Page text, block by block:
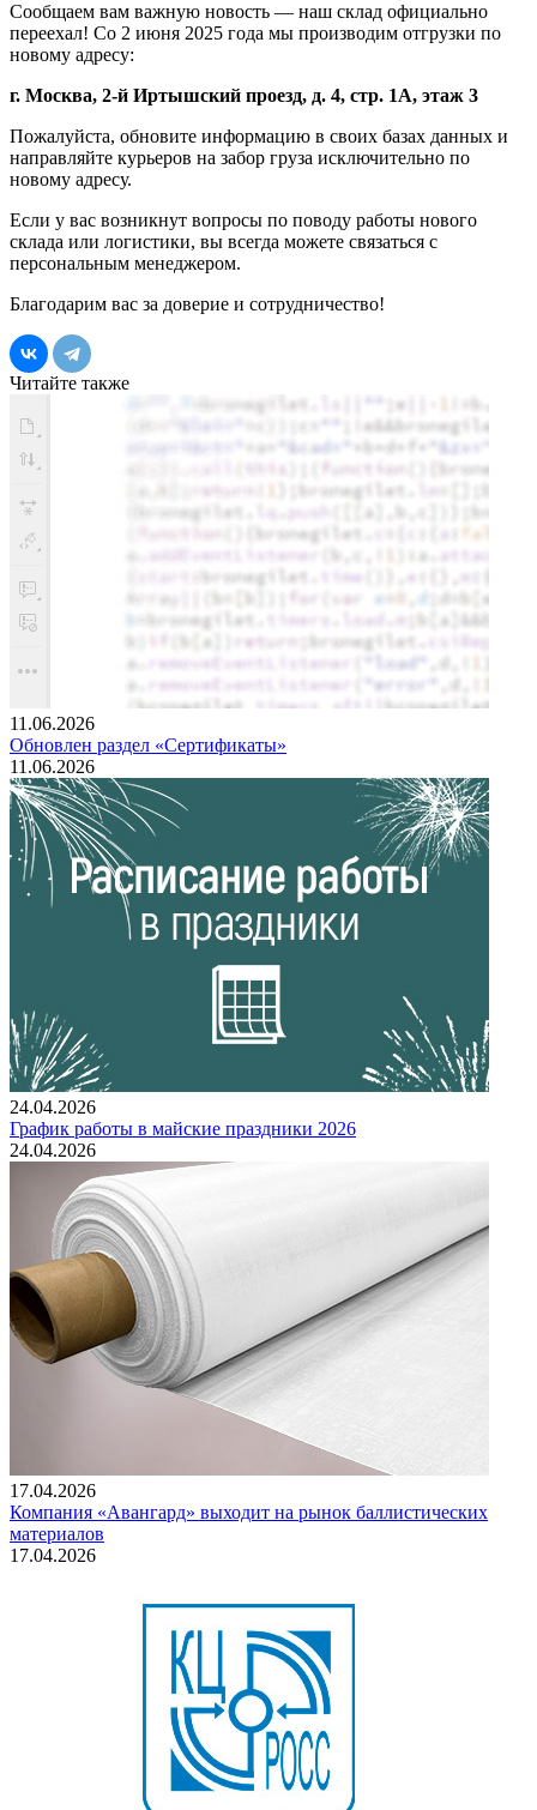
Сообщаем вам важную новость — наш склад официально
переехал! Со 2 июня 2025 года мы производим отгрузки по
новому адресу:
г. Москва, 2-й Иртышский проезд, д. 4, стр. 1А, этаж 3
Пожалуйста, обновите информацию в своих базах данных и
направляйте курьеров на забор груза исключительно по
новому адресу.
Если у вас возникнут вопросы по поводу работы нового
склада или логистики, вы всегда можете связаться с
персональным менеджером.
Благодарим вас за доверие и сотрудничество!
Читайте также
11.06.2026
Обновлен раздел «Сертификаты»
11.06.2026
24.04.2026
График работы в майские праздники 2026
24.04.2026
17.04.2026
Компания «Авангард» выходит на рынок баллистических
материалов
17.04.2026